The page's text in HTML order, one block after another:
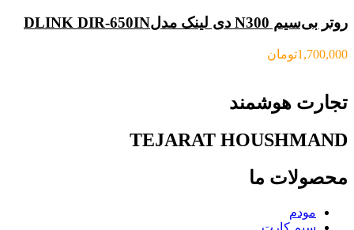
روتر بی‌سیم N300 دی لینک مدلDLINK DIR-650IN
1,700,000تومان
تجارت هوشمند
TEJARAT HOUSHMAND
محصولات ما
مودم
سیم کارت